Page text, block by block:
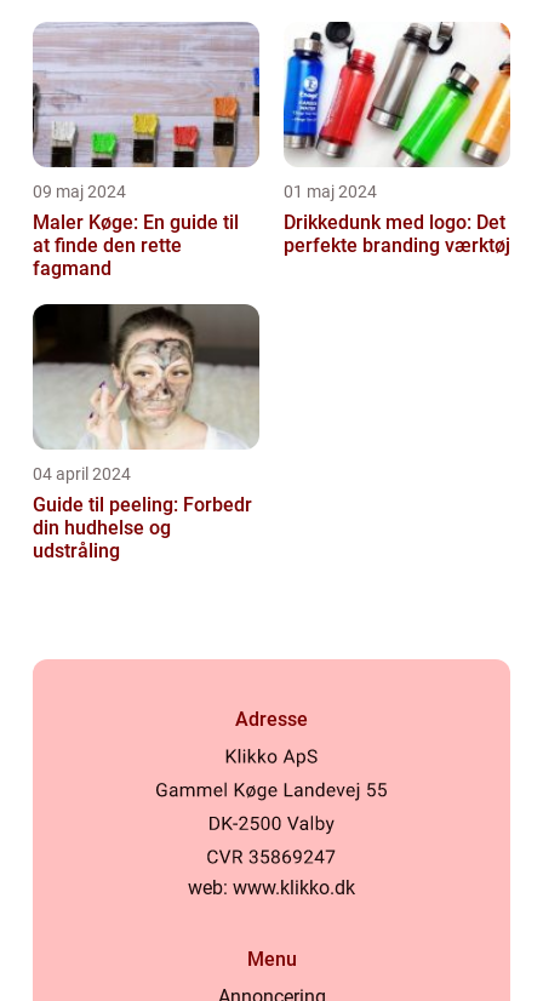
09 maj 2024
Maler Køge: En guide til
at finde den rette
fagmand
01 maj 2024
Drikkedunk med logo: Det
perfekte branding værktøj
04 april 2024
Guide til peeling: Forbedr
din hudhelse og
udstråling
Adresse
web: www.klikko.dk
Menu